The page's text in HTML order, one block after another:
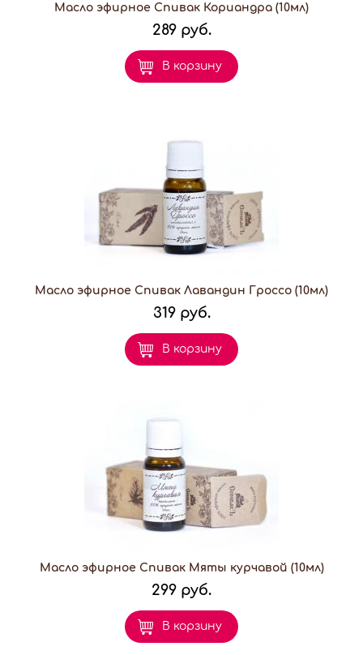
Масло эфирное Спивак Кориандра (10мл)
289 руб.
В корзину
Масло эфирное Спивак Лавандин Гроссо (10мл)
319 руб.
В корзину
Масло эфирное Спивак Мяты курчавой (10мл)
299 руб.
В корзину